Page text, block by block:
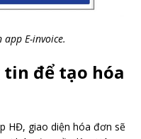
E-invoice.
để tạo hóa
HĐ, giao diện hóa đơn sẽ